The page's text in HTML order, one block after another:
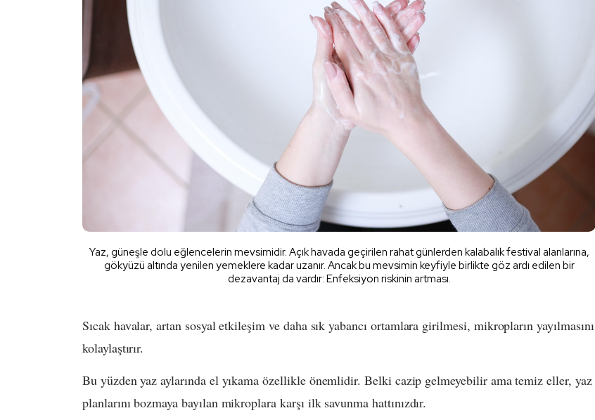
Yaz, güneşle dolu eğlencelerin mevsimidir. Açık havada geçirilen rahat günlerden kalabalık festival alanlarına,
gökyüzü altında yenilen yemeklere kadar uzanır. Ancak bu mevsimin keyfiyle birlikte göz ardı edilen bir
dezavantaj da vardır: Enfeksiyon riskinin artması.
Sıcak havalar, artan sosyal etkileşim ve daha sık yabancı ortamlara girilmesi, mikropların yayılmasını
kolaylaştırır.
Bu yüzden yaz aylarında el yıkama özellikle önemlidir. Belki cazip gelmeyebilir ama temiz eller, yaz
planlarını bozmaya bayılan mikroplara karşı ilk savunma hattınızdır.